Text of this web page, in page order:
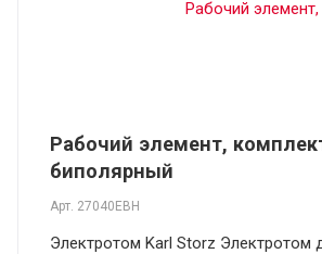
Рабочий элемент,
биполярный
Арт. 27040EBH
Электротом Karl Storz Электротом